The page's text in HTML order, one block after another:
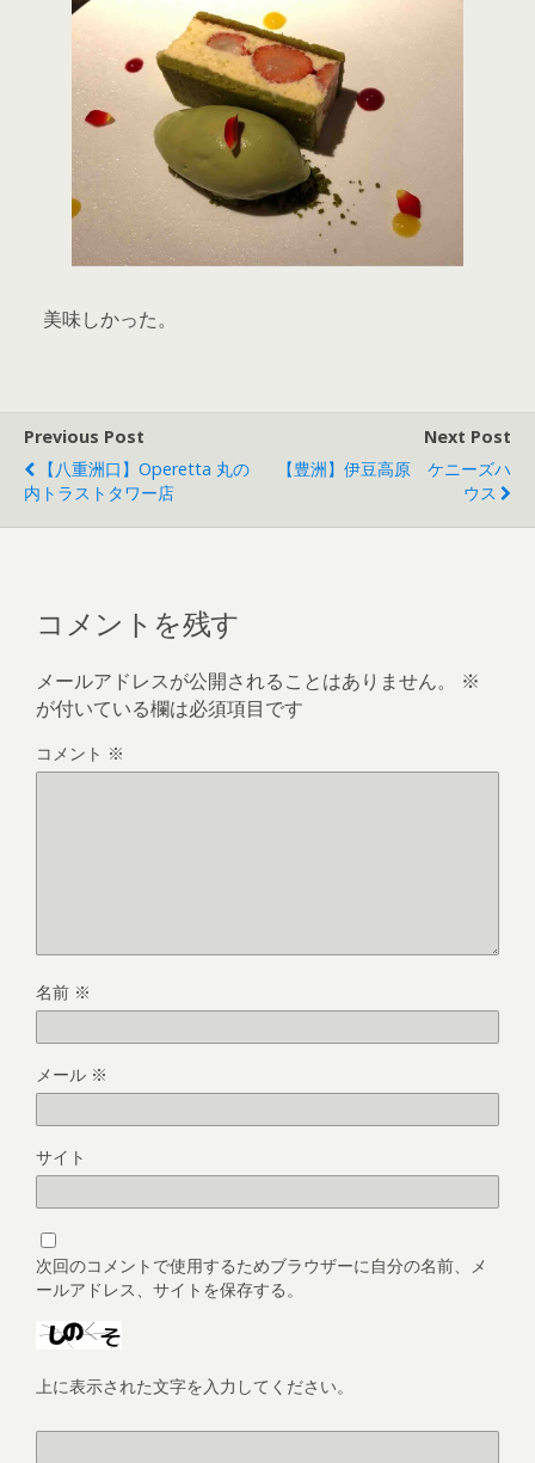
美味しかった。
Previous Post
【八重洲口】Operetta 丸の
内トラストタワー店
Next Post
【豊洲】伊豆高原 ケニーズハ
ウス
コメントを残す
メールアドレスが公開されることはありません。
※
が付いている欄は必須項目です
コメント ※
名前 ※
メール ※
サイト
次回のコメントで使用するためブラウザーに自分の名前、メ
ールアドレス、サイトを保存する。
上に表示された文字を入力してください。